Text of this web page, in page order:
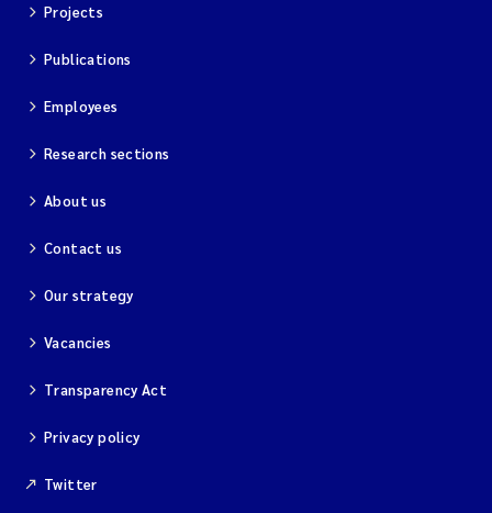
Projects
Publications
Employees
Research sections
About us
Contact us
Our strategy
Vacancies
Transparency Act
Privacy policy
Twitter